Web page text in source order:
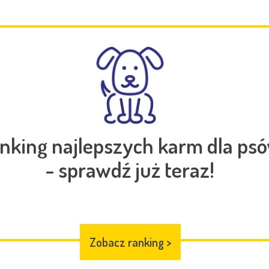
najlepszych karm dla
- sprawdź już teraz!
Zobacz ranking >